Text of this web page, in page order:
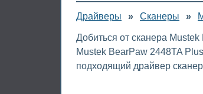
Драйверы » Сканеры »
Добиться от сканера
Mustek BearPaw 2448TA
подходящий драйвер